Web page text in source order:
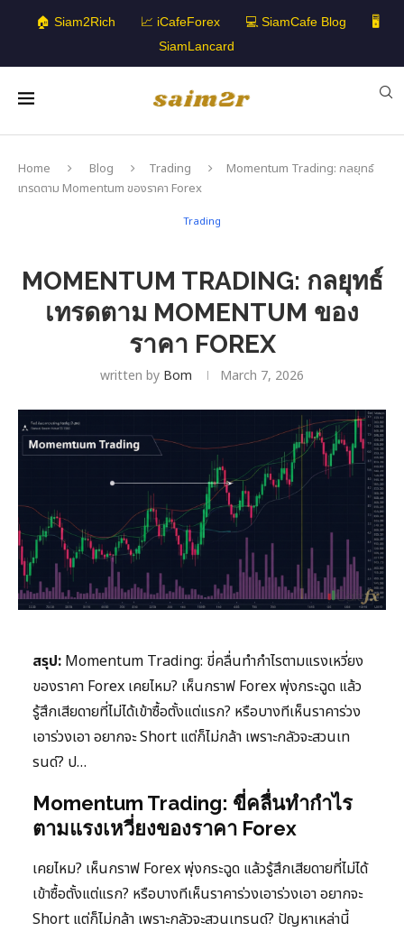
🏠 Siam2Rich 📈 iCafeForex 💻 SiamCafe Blog
🖥️
SiamLancard
Home Blog Trading
Momentum Trading: กลยุทธ์
เทรดตาม Momentum ของราคา Forex
Trading
MOMENTUM TRADING: กลยุทธ์
เทรดตาม MOMENTUM ของ
ราคา FOREX
written by Bom March 7, 2026
สรุป: Momentum Trading: ขี่คลื่นทำกำไรตามแรงเหวี่ยง
ของราคา Forex เคยไหม? เห็นกราฟ Forex พุ่งกระฉูด แล้ว
รู้สึกเสียดายที่ไม่ได้เข้าซื้อตั้งแต่แรก? หรือบางทีเห็นราคาร่วง
เอาร่วงเอา อยากจะ Short แต่ก็ไม่กล้า เพราะกลัวจะสวนเท
รนด์? ป…
Momentum Trading: ขี่คลื่นทำกำไร
ตามแรงเหวี่ยงของราคา Forex
เคยไหม? เห็นกราฟ Forex พุ่งกระฉูด แล้วรู้สึกเสียดายที่ไม่ได้
เข้าซื้อตั้งแต่แรก? หรือบางทีเห็นราคาร่วงเอาร่วงเอา อยากจะ
Short แต่ก็ไม่กล้า เพราะกลัวจะสวนเทรนด์? ปัญหาเหล่านี้